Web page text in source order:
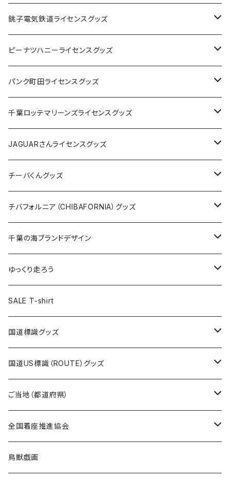
Tシャツ
キャップ
ステッカー
缶バッジ
ホテルキーホルダー
銚子電気鉄道ライセンスグッズ
ステッカー
缶バッジ
アクリルキーホルダー
ホテルキーホルダー
クリアファイル
Tシャツ
キャップ
トートバッグ
ランチバッグ
エコバッグ
ピーナツハニーライセンスグッズ
Tシャツ
キャップ
バッグ
ステッカー
缶バッジ
キーホルダー
クリアファイル
パンク町田ライセンスグッズ
Tシャツ
キャップ
バッグ
ステッカー
缶バッジ
キーホルダー
クリアファイル
千葉ロッテマリーンズライセンスグッズ
ステッカー
ステッカー
ステッカー大
缶バッジ
缶バッジ32mm
缶バッジ54mm
エコバッグ
JAGUARさんコラボグッズ
Tシャツ
ステッカー
サコッシュ
ホテルキーホルダー
モーテルキーホルダー
トートバッグ
JAGUARさんライセンスグッズ
Tシャツ
ステッカー
缶バッジ
クリアファイル
マスク
エコバッグ
千葉ロッテマリーンズコラボ
チーバくんグッズ
Tシャツ
キャップ
エコバッグ
ステッカー
モーテルキーホルダー
ホテルキーホルダー
トートバッグ
チバフォルニア（CHIBAFORNIA）グッズ
Tシャツ
キャップ
ステッカー
ホテルキーホルダー
千葉の海ブランドデザイン
Tシャツ
キャップ
ステッカー
ゆっくり走ろう
Tシャツ
ステッカー
ホテルキーホルダー
SALE T-shirt
国道標識グッズ
ステッカー
国道0～99号線
国道100～199号線
Tシャツ
キャップ
国道US標識（ROUTE）グッズ
ステッカー
ROUTE 0～99号線
ROUTE100～199号線
Tシャツ
ROUTE 0～99号線
キャップ
ご当地（都道府県）
北海道
青森県
全国着座推進協会
ステッカー
鳥獣戯画